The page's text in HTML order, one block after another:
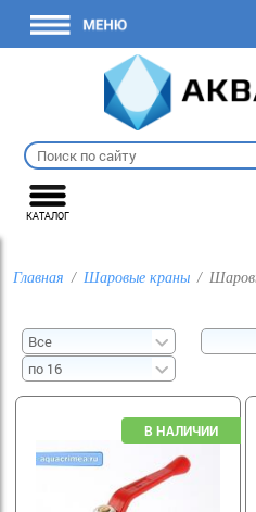
КАТАЛОГ
Главная Шаровые краны